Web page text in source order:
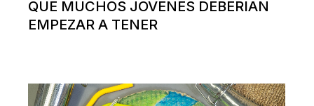
QUE MUCHOS JÓVENES DEBERÍAN
EMPEZAR A TENER